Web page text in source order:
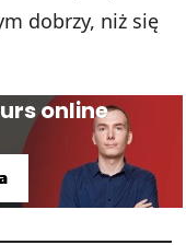
dobrzy, niż się
online